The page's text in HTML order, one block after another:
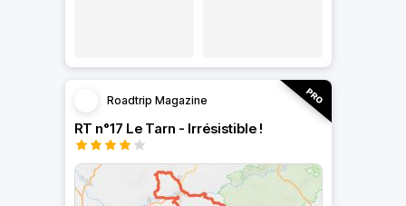
Roadtrip Magazine
RT n°17 Le Tarn - Irrésistible !